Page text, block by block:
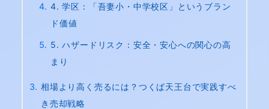
4. 学区：「吾妻小・中学校区」というブラン
ド価値
5. ハザードリスク：安全・安心への関心の高
まり
相場より高く売るには？つくば天王台で実践すべ
き売却戦略